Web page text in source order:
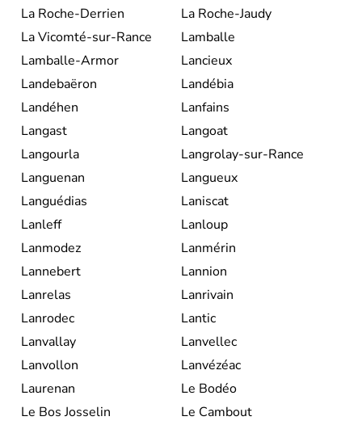
La Roche-Derrien
La Roche-Jaudy
La Vicomté-sur-Rance
Lamballe
Lamballe-Armor
Lancieux
Landebaëron
Landébia
Landéhen
Lanfains
Langast
Langoat
Langourla
Langrolay-sur-Rance
Languenan
Langueux
Languédias
Laniscat
Lanleff
Lanloup
Lanmodez
Lanmérin
Lannebert
Lannion
Lanrelas
Lanrivain
Lanrodec
Lantic
Lanvallay
Lanvellec
Lanvollon
Lanvézéac
Laurenan
Le Bodéo
Le Bos Josselin
Le Cambout